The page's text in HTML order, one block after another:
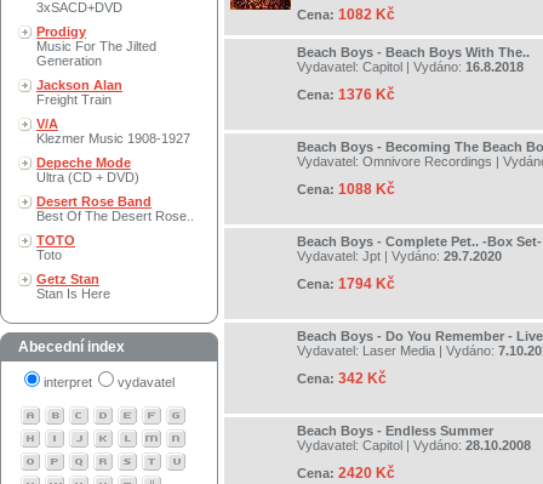
3xSACD+DVD
Prodigy
Music For The Jilted
Generation
Jackson Alan
Freight Train
V/A
Klezmer Music 1908-1927
Depeche Mode
Ultra (CD + DVD)
Desert Rose Band
Best Of The Desert Rose..
TOTO
Toto
Getz Stan
Stan Is Here
Abecední index
interpret vydavatel
Cena: 1082 Kč
Beach Boys - Beach Boys With The..
Vydavatel: Capitol | Vydáno: 16.8.2018
Cena: 1376 Kč
Beach Boys - Becoming The Beach
Vydavatel: Omnivore Recordings |
Cena: 1088 Kč
Beach Boys - Complete Pet.. -Box Set-
Vydavatel: Jpt | Vydáno: 29.7.2020
Cena: 1794 Kč
Beach Boys - Do You Remember - Live
Vydavatel: Laser Media | Vydáno:
Cena: 342 Kč
Beach Boys - Endless Summer
Vydavatel: Capitol | Vydáno: 28.10.2008
Cena: 2420 Kč